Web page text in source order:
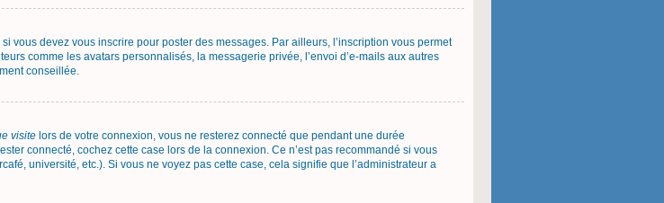
vous devez vous inscrire pour poster des messages. Par ailleurs, l’inscription vous permet
comme les avatars personnalisés, la messagerie privée, l’envoi d’e-mails aux autres
conseillée.
visite lors de votre connexion, vous ne resterez connecté que pendant une durée
connecté, cochez cette case lors de la connexion. Ce n’est pas recommandé si vous
université, etc.). Si vous ne voyez pas cette case, cela signifie que l’administrateur a